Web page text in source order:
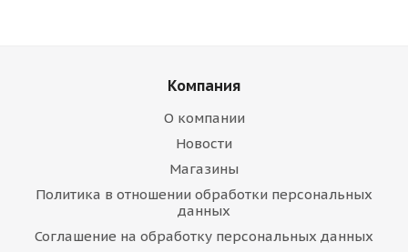
Компания
О компании
Новости
Магазины
Политика в отношении обработки персональных
данных
Соглашение на обработку персональных данных